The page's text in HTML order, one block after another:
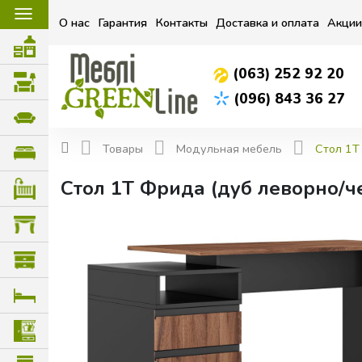
О нас Гарантия Контакты Доставка и оплата Акции
(063) 252 92 20
(096) 843 36 27
☰
Товары Модульная мебель Стол
Стол 1Т Фрида (дуб леворно/